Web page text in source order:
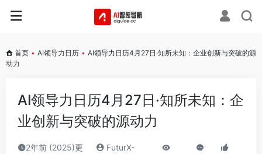
首页 • AI领导力日历 • AI领导力日历4月27日·知所未知：企业创新与突破的源
动力
AI领导力日历4月27日·知所未知：企
业创新与突破的源动力
2年前 (2025)更
FuturX-